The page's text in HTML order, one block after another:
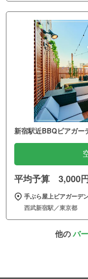
新宿駅近BBQビアガ
平均予算 3,000
手ぶら屋上ビアガーデ
西武新宿駅／東京都
他のバ